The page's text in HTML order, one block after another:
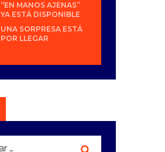
“EN MANOS AJENAS”
YA ESTÁ DISPONIBLE
UNA SORPRESA ESTÁ
POR LLEGAR